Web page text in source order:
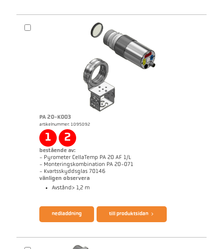
PA 20-K003
artikelnummer: 1095092
1 2
bestående av:
- Pyrometer CellaTemp PA 20 AF 1/L
- Monteringskombination PA 20-071
- Kvartsskyddsglas 70146
vänligen observera
Avstånd> 1,2 m
applikationsrapport Aluminium applikationsrapport CellaCombustion
applikationsrapport CellaCast
nedladdning till produktsidan